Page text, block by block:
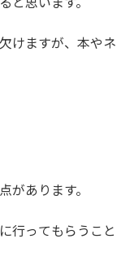
けますが、本やネ
があります。
行ってもらうこと